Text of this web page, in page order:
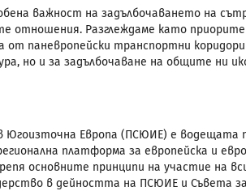
важност на задълбочаването на
отношения. Разглеждаме като
от паневропейски транспортни
но и за задълбочаване на общите ни
Европа (ПСЮИЕ) е водещата
платформа за европейска и
основните принципи на участие на
в дейността на ПСЮИЕ и Съвета